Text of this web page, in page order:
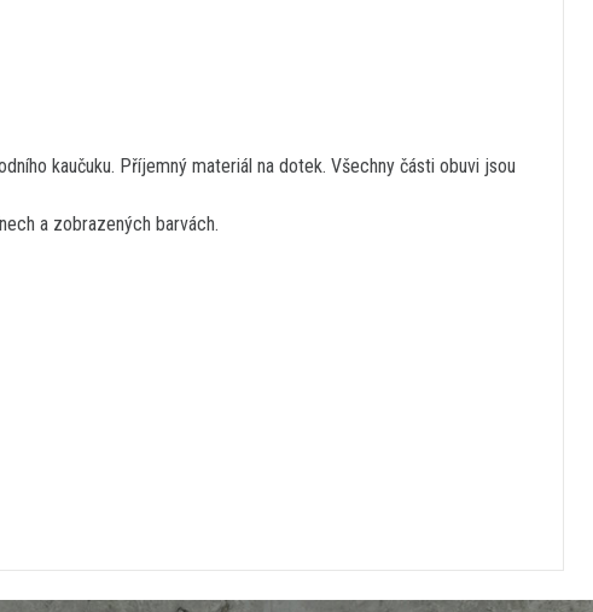
kaučuku. Příjemný materiál na dotek. Všechny části obuvi jsou
a zobrazených barvách.